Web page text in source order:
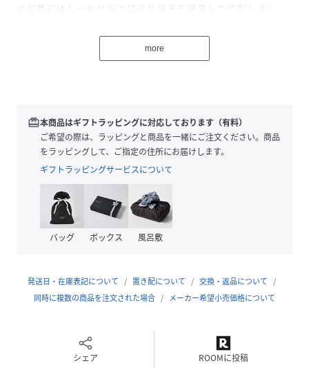
けど首にはしっかり沿う詰まり具合を追求して作製しまし
インナー使いに最適なフィット感のあるサイズ。選べる3サ
イズ展開です。
■素材
シャリ味のあるドライタッチな天竺生地を使用。
■ケア方法
洗濯可（詳細は商品についている品質表示ラベルをご覧くだ
【OFF_WHT】BEAMSSTAFF：H159 Size：0
【PINK・L.YELLOW】Model:H161B76W60H82 Size:０
【CHARCOAL_G.BORDEAUX.BROWN.】Model：
H165B80W59H85 Size：1
more
redeem本商品はギフトラッピングに対応しております（有料）
ご希望の際は、ラッピングと商品を一緒にご注文ください。商品
をラッピングして、ご指定の住所にお届けします。
ギフトラッピングサービスについて
バッグ ボックス 風呂敷
発送日・在庫表記について 置き配について
交換・返品について
同時に複数の商品を注文された場合
メーカー希望小売価格について
シェア ROOMに投稿